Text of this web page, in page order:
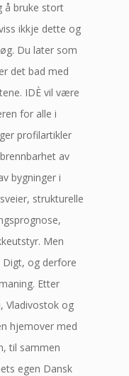
å bruke stort
ikkje dette og
Du later som
det bad med
IDÈ vil være
for alle i
profilartikler
av
bygninger i
strukturelle
Men
Digt, og derfore
Etter
Vladivostok og
hjemover med
til sammen
egen Dansk